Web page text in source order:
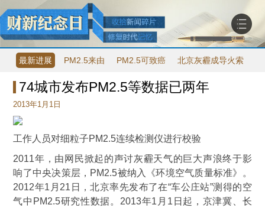
最新进展 PM2.5来由 PM2.5可致癌 北京灰霾成导火索
74城市发布PM2.5等数据已两年
2013年1月1日
工作人员对细粒子PM2.5连续检测仪进行校验
2011年，由网民掀起的声讨灰霾天气的巨大声浪终于影
响了中央决策层，PM2.5被纳入《环境空气质量标准》。
2012年1月21日，北京率先发布了在“车公庄站”测得的空
气中PM2.5研究性数据。2013年1月1日起，京津冀、长